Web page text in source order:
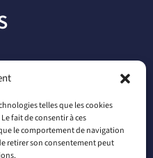
telles que les cookies
fait de consentir à ces
le comportement de navigation
retirer son consentement peut